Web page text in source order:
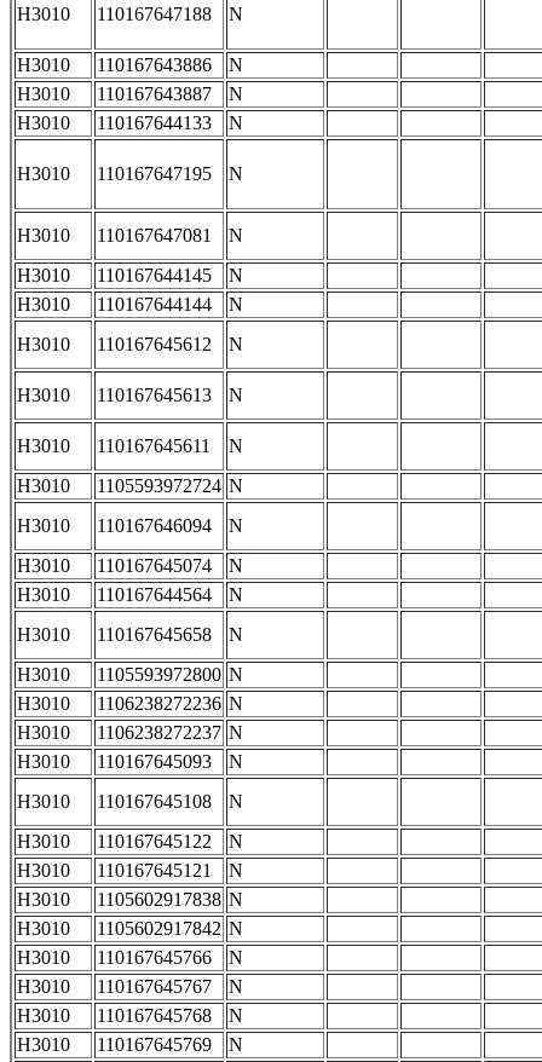
H3010 110167647188 N
H3010 110167643886
N
H3010
110167643887
N
H3010
110167644133 N
H3010 110167647195 N
H3010 110167647081
N
H3010
110167644145
N
H3010
110167644144
N
H3010
110167645612 N
H3010 110167645613 N
H3010 110167645611
N
H3010
1105593972724 N
H3010
110167646094
N
H3010
110167645074
N
H3010
110167644564
N
H3010
110167645658
N
H3010
1105593972800 N
H3010
1106238272236 N
H3010
1106238272237 N
H3010
110167645093
N
H3010
110167645108
N
H3010
110167645122
N
H3010
110167645121
N
H3010
1105602917838 N
H3010
1105602917842 N
H3010
110167645766
N
H3010
110167645767
N
H3010
110167645768
N
H3010
110167645769
N